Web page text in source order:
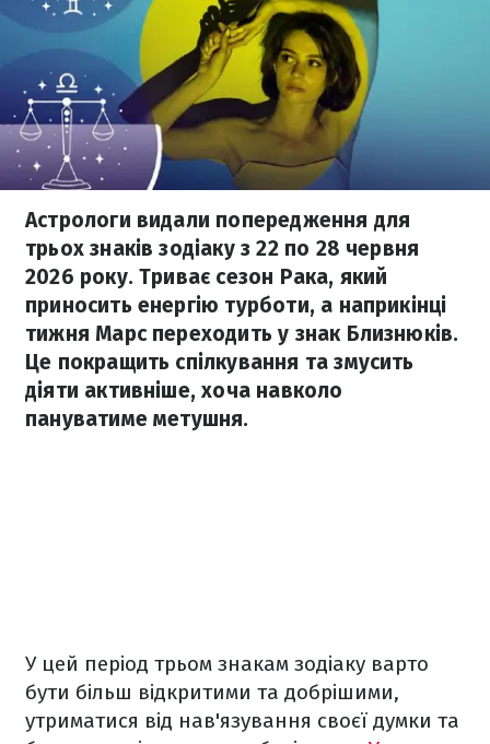
Астрологи видали попередження для
трьох знаків зодіаку з 22 по 28 червня
2026 року. Триває сезон Рака, який
приносить енергію турботи, а наприкінці
тижня Марс переходить у знак Близнюків.
Це покращить спілкування та змусить
діяти активніше, хоча навколо
пануватиме метушня.
У цей період трьом знакам зодіаку варто
бути більш відкритими та добрішими,
утриматися від нав'язування своєї думки та